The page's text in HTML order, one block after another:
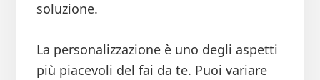
soluzione.
La personalizzazione è uno degli aspetti
più piacevoli del fai da te. Puoi variare